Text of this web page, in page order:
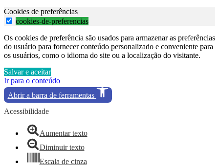
Cookies de preferências
cookies-de-preferencias
Os cookies de preferência são usados para armazenar as preferências
do usuário para fornecer conteúdo personalizado e conveniente para
os usuários, como o idioma do site ou a localização do visitante.
Salvar e aceitar
Ir para o conteúdo
Abrir a barra de ferramentas
Acessibilidade
Aumentar texto
Diminuir texto
Escala de cinza